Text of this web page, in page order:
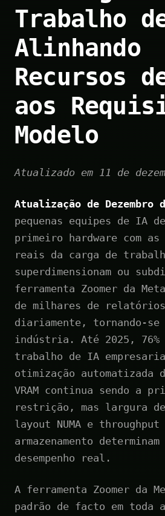
Trabalho
Alinhando
Recursos
aos
Modelo
Atualizado em 11 de
Atualização de Dezembro
pequenas equipes de IA
primeiro hardware com as
reais da carga de
superdimensionam ou
ferramenta Zoomer da
de milhares de
diariamente, tornando-se
indústria. Até 2025, 76%
trabalho de IA
otimização automatizada
VRAM continua sendo a
restrição, mas largura de
layout NUMA e throughput
armazenamento
desempenho real.
A ferramenta Zoomer da
padrão de facto em toda